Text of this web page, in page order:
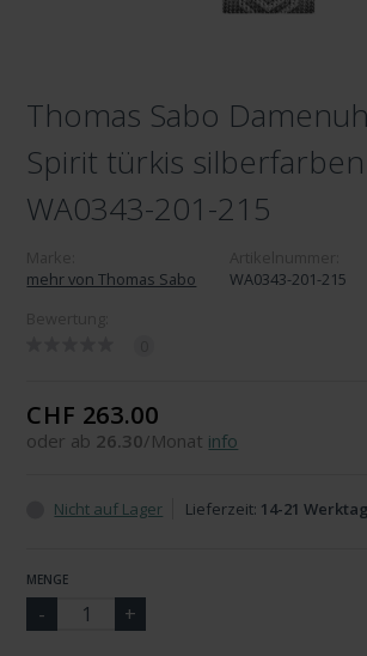
Thomas Sabo
Spirit türkis
WA0343-201-215
mehr von Thomas Sabo
WA0343-201-215
CHF 263.00
oder ab 26.30/Monat info
Nicht auf Lager Lieferzeit: 14-21
MENGE